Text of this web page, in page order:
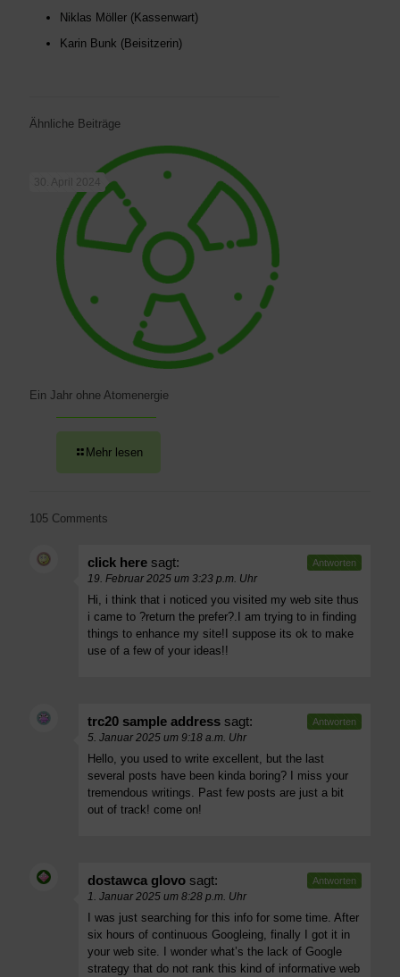
Niklas Möller (Kassenwart)
Karin Bunk (Beisitzerin)
Ähnliche Beiträge
30. April 2024
Ein Jahr ohne Atomenergie
Mehr lesen
105 Comments
click here sagt:
19. Februar 2025 um 3:23 p.m. Uhr
Hi, i think that i noticed you visited my web site thus
i came to ?return the prefer?.I am trying to in finding
things to enhance my site!I suppose its ok to make
use of a few of your ideas!!
Antworten
trc20 sample address sagt:
5. Januar 2025 um 9:18 a.m. Uhr
Hello, you used to write excellent, but the last
several posts have been kinda boring? I miss your
tremendous writings. Past few posts are just a bit
out of track! come on!
Antworten
dostawca glovo sagt:
1. Januar 2025 um 8:28 p.m. Uhr
I was just searching for this info for some time. After
six hours of continuous Googleing, finally I got it in
your web site. I wonder what’s the lack of Google
strategy that do not rank this kind of informative web
Antworten